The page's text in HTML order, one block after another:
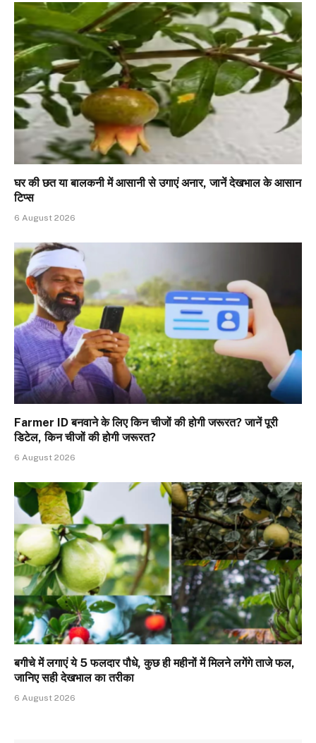
घर की छत या बालकनी में आसानी से उगाएं अनार, जानें देखभाल के आसान
टिप्स
6 August 2026
Farmer ID बनवाने के लिए किन चीजों की होगी जरूरत? जानें पूरी
डिटेल, किन चीजों की होगी जरूरत?
6 August 2026
बगीचे में लगाएं ये 5 फलदार पौधे, कुछ ही महीनों में मिलने लगेंगे ताजे फल,
जानिए सही देखभाल का तरीका
6 August 2026